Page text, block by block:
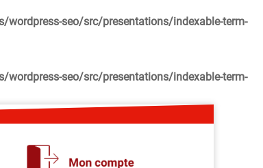
seo/src/presentations/indexable-term-
seo/src/presentations/indexable-term-